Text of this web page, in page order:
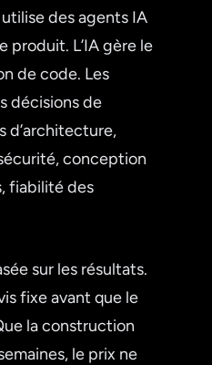
des agents IA
produit. L’IA gère le
de code. Les
décisions de
d’architecture,
conception
fiabilité des
sur les résultats.
fixe avant que le
la construction
le prix ne